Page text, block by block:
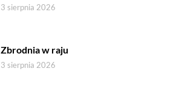
3 sierpnia 2026
Zbrodnia w raju
3 sierpnia 2026